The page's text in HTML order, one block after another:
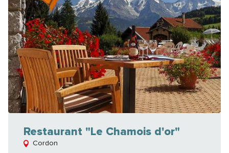
Restaurant "Le Chamois d'or"
Cordon